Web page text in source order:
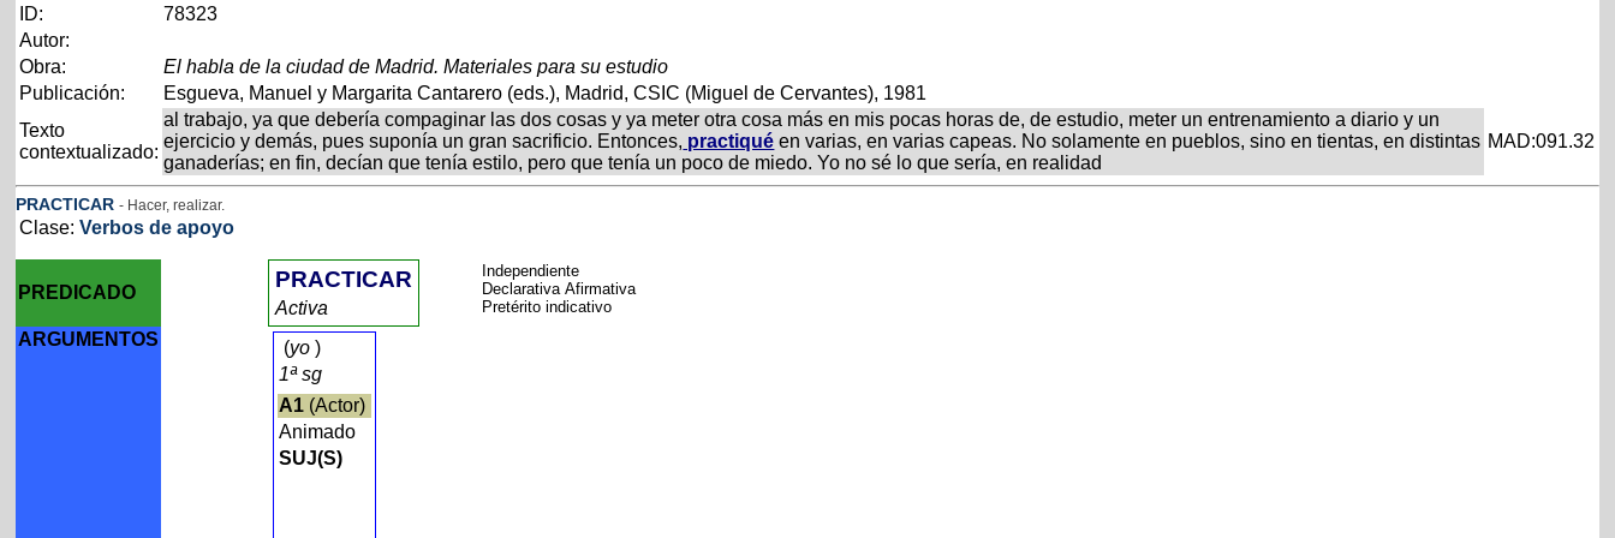
ID:
78323
Autor:
Obra:
El habla de la ciudad de Madrid. Materiales para su estudio
Publicación:
Esgueva, Manuel y Margarita Cantarero (eds.), Madrid, CSIC (Miguel de Cervantes), 1981
Texto
contextualizado:
al trabajo, ya que debería compaginar las dos cosas y ya meter otra cosa más en mis pocas horas de, de estudio, meter un entrenamiento a diario y un
ejercicio y demás, pues suponía un gran sacrificio. Entonces, practiqué en varias, en varias capeas. No solamente en pueblos, sino en tientas, en distintas
ganaderías; en fin, decían que tenía estilo, pero que tenía un poco de miedo. Yo no sé lo que sería, en realidad
MAD:091.32
PRACTICAR - Hacer, realizar.
Clase:Verbos de apoyo
PREDICADO
PRACTICAR
Activa
Independiente
Declarativa Afirmativa
Pretérito indicativo
ARGUMENTOS (yo )
1ª sg
A1 (Actor)
Animado
SUJ(S)